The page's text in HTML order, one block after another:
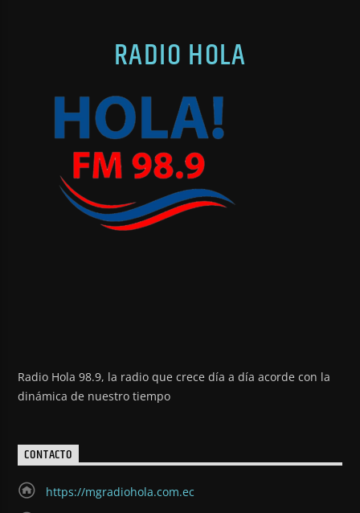
RADIO HOLA
Radio Hola 98.9, la radio que crece día a día acorde con la
dinámica de nuestro tiempo
CONTACTO
https://mgradiohola.com.ec